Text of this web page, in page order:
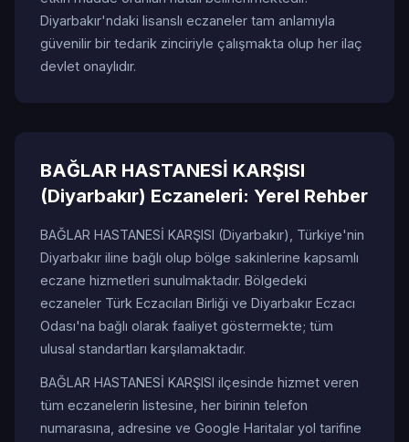
Diyarbakır'ndaki lisanslı eczaneler tam anlamıyla
güvenilir bir tedarik zinciriyle çalışmakta olup her ilaç
devlet onaylıdır.
BAĞLAR HASTANESİ KARŞISI
(Diyarbakır) Eczaneleri: Yerel Rehber
BAĞLAR HASTANESİ KARŞISI (Diyarbakır), Türkiye'nin
Diyarbakır iline bağlı olup bölge sakinlerine kapsamlı
eczane hizmetleri sunulmaktadır. Bölgedeki
eczaneler Türk Eczacıları Birliği ve Diyarbakır Eczacı
Odası'na bağlı olarak faaliyet göstermekte; tüm
ulusal standartları karşılamaktadır.
BAĞLAR HASTANESİ KARŞISI ilçesinde hizmet veren
tüm eczanelerin listesine, her birinin telefon
numarasına, adresine ve Google Haritalar yol tarifine